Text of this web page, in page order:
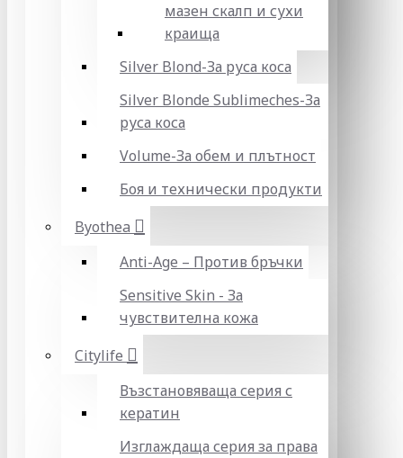
мазен скалп и сухи
краища
Silver Blond-За руса коса
Silver Blonde Sublіmeches-За
руса коса
Volume-За обем и плътност
Боя и технически продукти
Byothea
Anti-Age – Против бръчки
Sensitive Skin - За
чувствителна кожа
Citylife
Възстановяваща серия с
кератин
Изглаждаща серия за права